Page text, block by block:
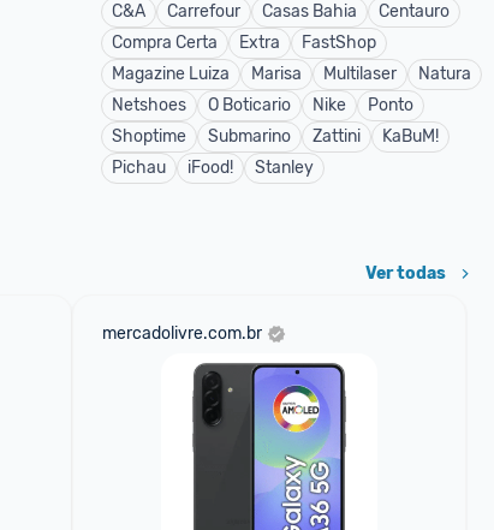
C&A
Carrefour Casas Bahia
Centauro
Compra Certa
Extra
FastShop
Magazine Luiza
Marisa Multilaser
Natura
Netshoes
O Boticario Nike
Ponto
Shoptime
Submarino Zattini
KaBuM!
Pichau
iFood! Stanley
Ver todas
mercadolivre.com.br